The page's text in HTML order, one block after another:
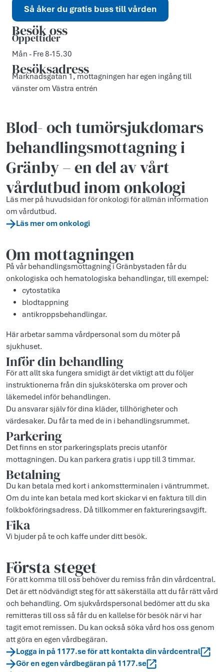
Så åker du gratis buss till vården
Besök oss
Öppettider
Mån - Fre 8-15.30
Besöksadress
Marknadsgatan 1, mottagningen har egen ingång till
vänster om Västra entrén
Blod- och tumörsjukdomars
behandlingsmottagning i
Gränby – en del av vårt
vårdutbud inom onkologi
Läs mer på huvudsidan för onkologi för allmän information
om vårdutbud.
Läs mer om onkologi
Om mottagningen
På vår behandlingsmottagning i Gränbystaden får du
onkologiska och hematologiska behandlingar, till exempel:
cytostatika
blodtappning
antikroppsbehandlingar.
Här arbetar samma vårdpersonal som du möter på
sjukhuset.
Inför din behandling
För att allt ska fungera smidigt är det viktigt att du följer
instruktionerna från din sjuksköterska om prover och
läkemedel inför behandlingen.
Du ansvarar själv för dina kläder, tillhörigheter och
värdesaker. Du får ta med de in i behandlingsrummet.
Parkering
Det finns en stor parkeringsplats precis utanför
mottagningen. Du kan parkera gratis i upp till 3 timmar.
Betalning
Du kan betala med kort i ankomstterminalen i väntrummet.
Om du inte kan betala med kort skickar vi en faktura till din
folkbokföringsadress. Då tillkommer en faktureringsavgift.
Fika
Vi bjuder på te och kaffe under ditt besök.
Första steget
För att komma till oss behöver du remiss från din vårdcentral.
Det är ett nödvändigt steg för att säkerställa att du får rätt vård
och behandling. Om sjukvårdspersonal bedömer att du ska
remitteras till oss så får du en kallelse för besök när vi har
tagit emot remissen. Du kan också söka vård hos oss genom
att göra en egen vårdbegäran.
Logga in på 1177.se för att kontakta din vårdcentral
Gör en egen vårdbegäran på 1177.se